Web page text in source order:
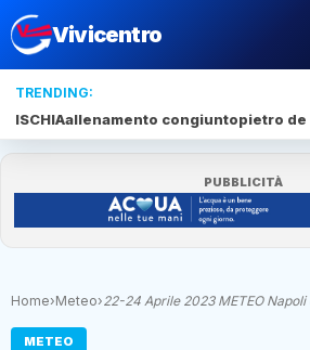
Vivicentro
TRENDING:
ISCHIAallenamento congiuntopietro
PUBBLICITÀ
Home›Meteo›22-24 Aprile 2023 METEO
METEO